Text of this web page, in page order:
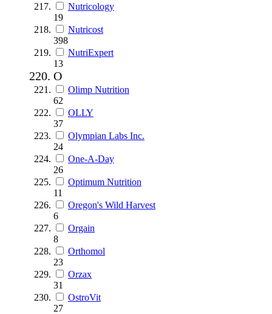
Nutricology
19
Nutricost
398
NutriExpert
13
O
Olimp Nutrition
62
OLLY
37
Olympian Labs Inc.
24
One-A-Day
26
Optimum Nutrition
11
Oregon's Wild Harvest
6
Orgain
8
Orthomol
23
Orzax
31
OstroVit
27